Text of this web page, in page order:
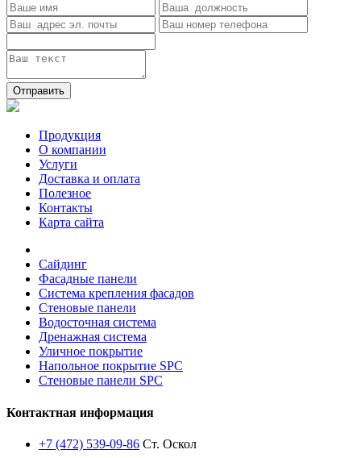
Отправить
Продукция
О компании
Услуги
Доставка и оплата
Полезное
Контакты
Карта сайта
Сайдинг
Фасадные панели
Система крепления фасадов
Стеновые панели
Водосточная система
Дренажная система
Уличное покрытие
Напольное покрытие SPC
Стеновые панели SPC
Контактная информация
+7 (472) 539-09-86 Ст. Оскол